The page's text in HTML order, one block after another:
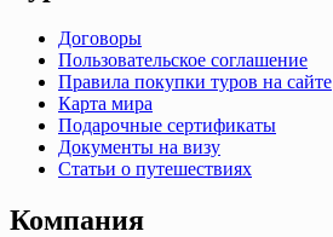
Договоры
Пользовательское соглашение
Правила покупки туров на сайте
Карта мира
Подарочные сертификаты
Документы на визу
Статьи о путешествиях
Компания